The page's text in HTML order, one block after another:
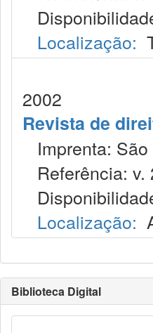
Localização:
2002
Revista de
Imprenta:
Referência: v.
Localização:
Biblioteca Digital